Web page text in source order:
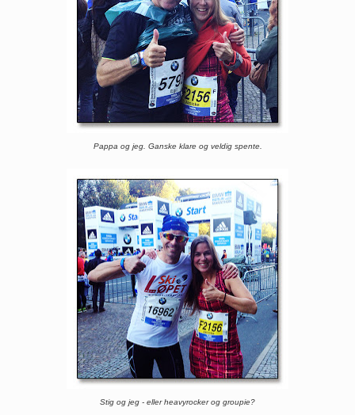
Pappa og jeg. Ganske klare og veldig spente.
Stig og jeg - eller heavyrocker og groupie?